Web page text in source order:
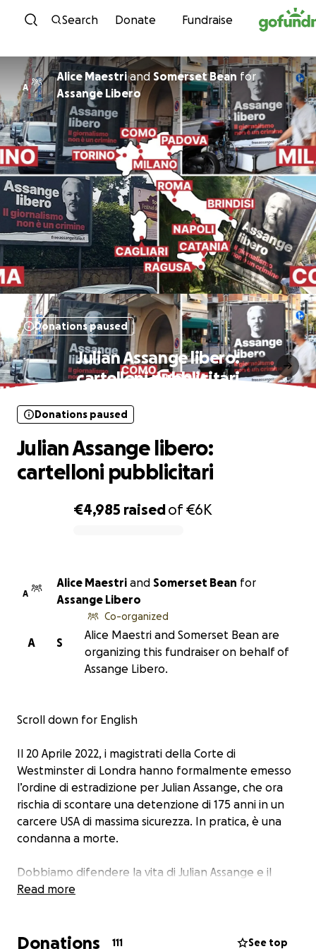
Skip to content
Search Donate Fundraise
A
Alice Maestriand Somerset Bean for
Assange Libero
Donations paused
Julian Assange libero:
cartelloni pubblicitari
€4,985 raisedof€6K
Donations paused
Julian Assange libero:
cartelloni pubblicitari
A
Alice Maestri and Somerset Bean for
Assange Libero
S
A
Co-organized
Alice Maestri and Somerset Bean are
organizing this fundraiser on behalf of
Assange Libero.
Scroll down for English
Il 20 Aprile 2022, i magistrati della Corte di
Westminster di Londra hanno formalmente emesso
l’ordine di estradizione per Julian Assange, che ora
rischia di scontare una detenzione di 175 anni in un
carcere USA di massima sicurezza. In pratica, è una
condanna a morte.
Dobbiamo difendere la vita di Julian Assange e il
nostro #DirittoDiSapere: è inaccettabile che
i governi volevano tenere nascoste.
Read more
Donations 111 See top